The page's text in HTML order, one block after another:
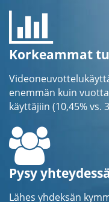
Korkeammat
enemmän kuin
käyttäjiin (10,45% vs.
Pysy
Lähes yhdeksän